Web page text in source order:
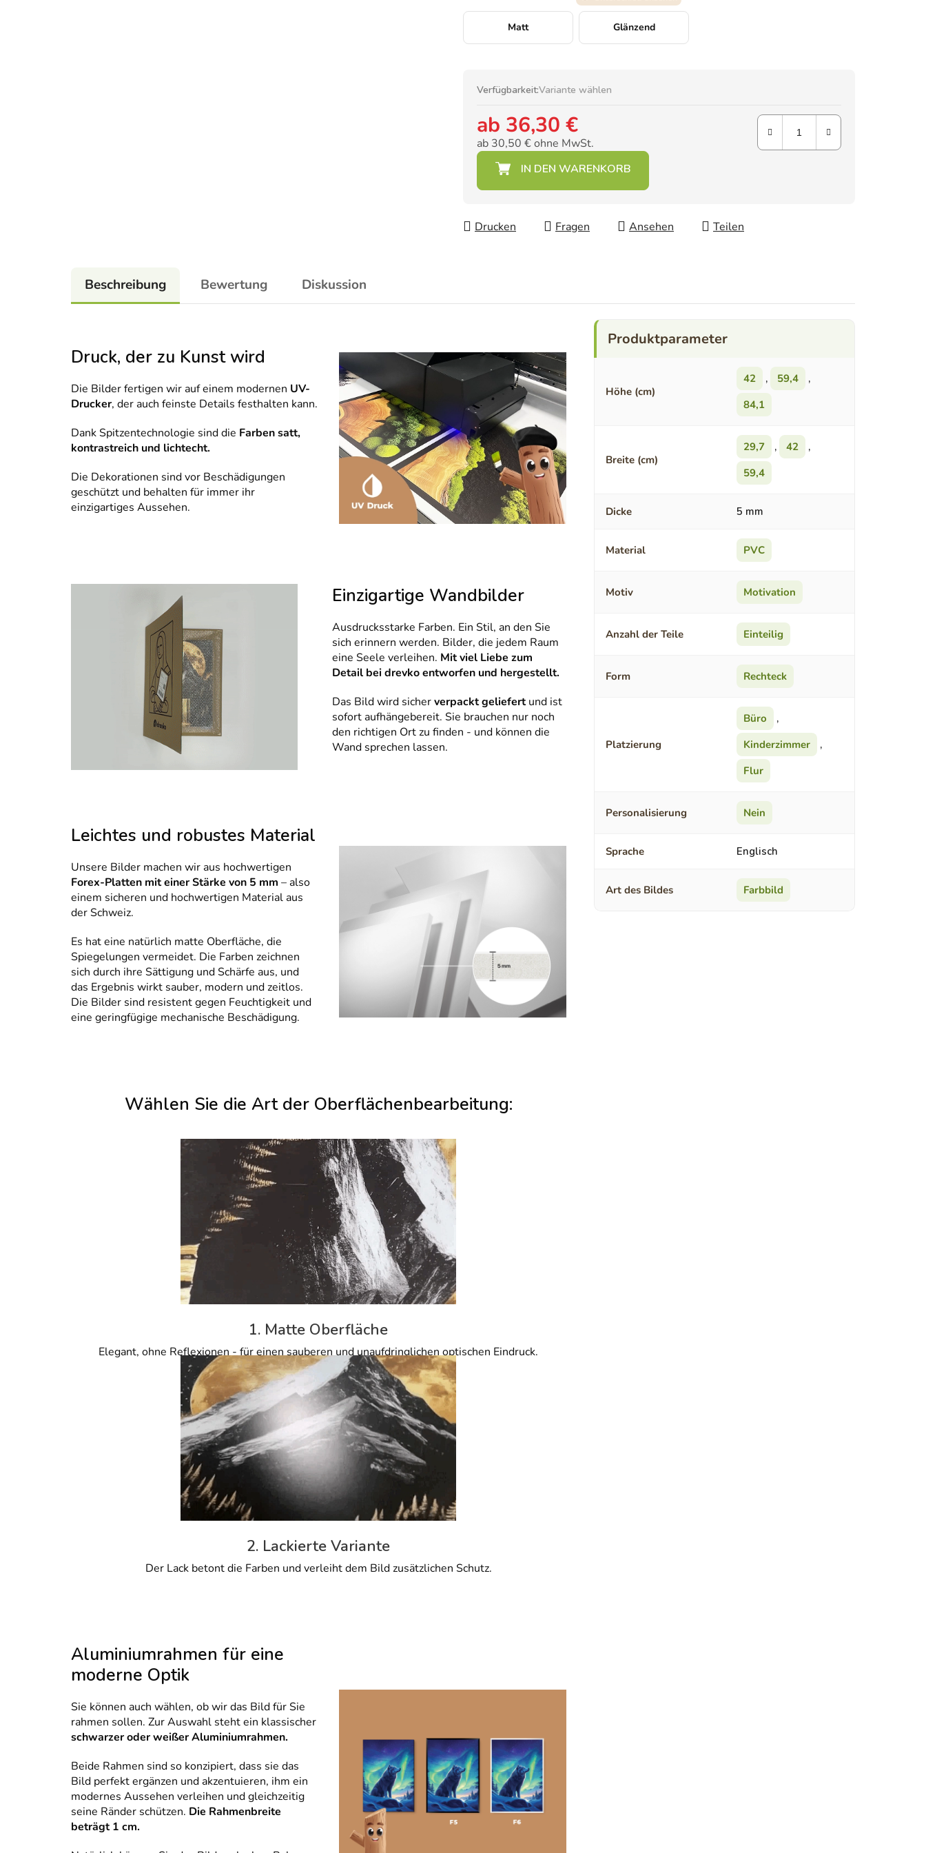
Matt Glänzend
Verfügbarkeit:Variante wählen
ab 36,30 €
ab 30,50 €ohne MwSt.
Verkaufspreis:
Drucken Fragen Ansehen Teilen
Beschreibung Bewertung Diskussion
Druck, der zu Kunst wird
Die Bilder fertigen wir auf einem modernen UV-
Drucker, der auch feinste Details festhalten kann.
Dank Spitzentechnologie sind die Farben satt,
kontrastreich und lichtecht.
Die Dekorationen sind vor Beschädigungen
geschützt und behalten für immer ihr
einzigartiges Aussehen.
Einzigartige Wandbilder
Ausdrucksstarke Farben. Ein Stil, an den Sie
sich erinnern werden. Bilder, die jedem Raum
eine Seele verleihen. Mit viel Liebe zum
Detail bei drevko entworfen und hergestellt.
Das Bild wird sicherverpackt geliefertund ist
sofort aufhängebereit. Sie brauchen nur noch
den richtigen Ort zu finden - und können die
Wand sprechen lassen.
Leichtes und robustes Material
Unsere Bilder machen wir aus hochwertigen
Forex-Platten mit einer Stärke von 5 mm – also
einem sicheren und hochwertigen Material aus
der Schweiz.
Es hat eine natürlich matte Oberfläche, die
Spiegelungen vermeidet. Die Farben zeichnen
sich durch ihre Sättigung und Schärfe aus, und
das Ergebnis wirkt sauber, modern und zeitlos.
Die Bilder sind resistent gegen Feuchtigkeit und
eine geringfügige mechanische Beschädigung.
Wählen Sie die Art der Oberflächenbearbeitung:
1. Matte Oberfläche
Elegant, ohne Reflexionen - für einen sauberen und unaufdringlichen optischen Eindruck.
2. Lackierte Variante
Der Lack betont die Farben und verleiht dem Bild zusätzlichen Schutz.
Aluminiumrahmen für eine
moderne Optik
Sie können auch wählen, ob wir das Bild für Sie
rahmen sollen. Zur Auswahl steht ein klassischer
schwarzer oder weißer Aluminiumrahmen.
Beide Rahmen sind so konzipiert, dass sie das
Bild perfekt ergänzen und akzentuieren, ihm ein
modernes Aussehen verleihen und gleichzeitig
seine Ränder schützen. Die Rahmenbreite
beträgt 1 cm.
Höhe (cm)
42 , 59,4
,
84,1
Breite (cm)
29,7 , 42
,
59,4
Dicke 5 mm
Material PVC
Motiv Motivation
Anzahl der Teile Einteilig
Form Rechteck
Platzierung
Büro
,
Kinderzimmer
,
Flur
Personalisierung Nein
Sprache Englisch
Art des Bildes Farbbild